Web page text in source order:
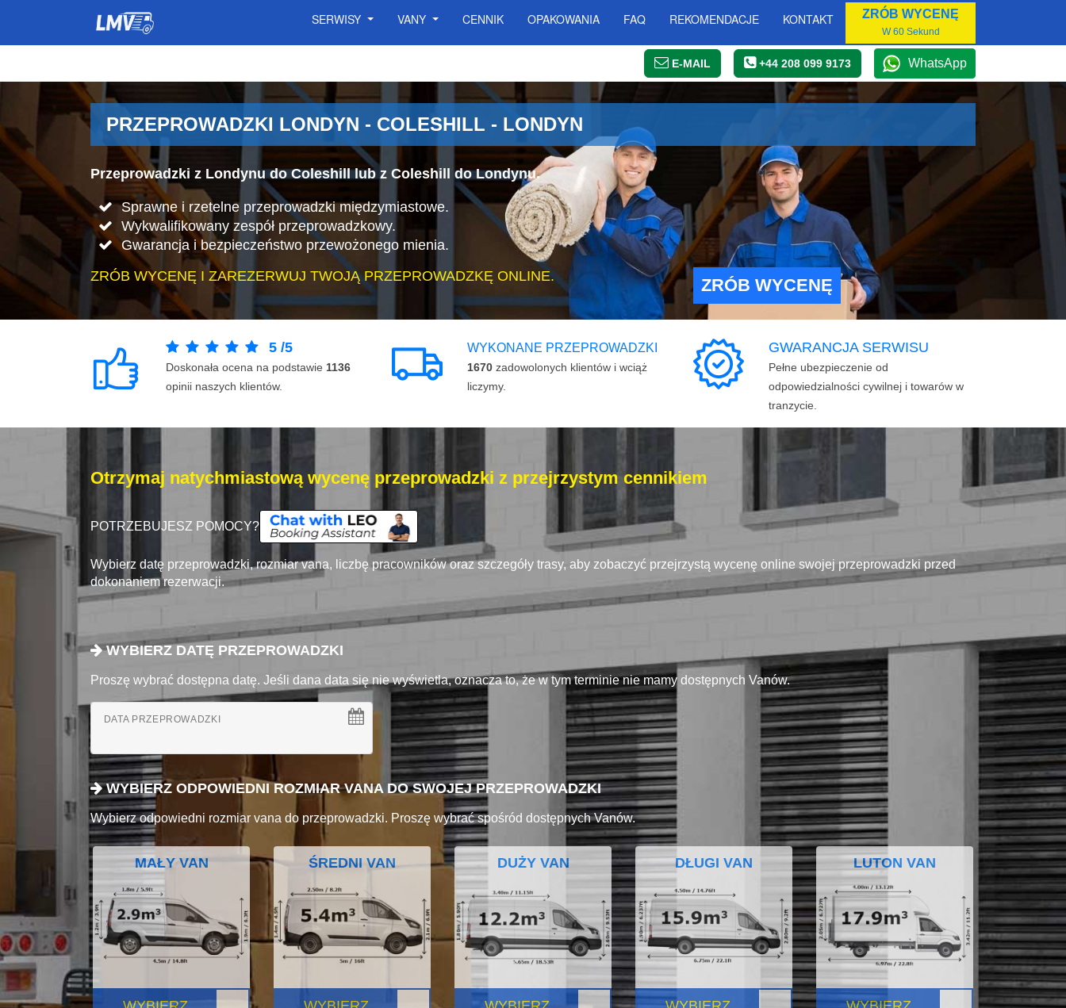
SERWISY VANY CENNIK OPAKOWANIA FAQ REKOMENDACJE KONTAKT ZRÓB WYCENĘ
W 60 Sekund
E-MAIL +44 208 099 9173 WhatsApp
PRZEPROWADZKI LONDYN - COLESHILL - LONDYN
Przeprowadzki z Londynu do Coleshill lub z Coleshill do Londynu.
Sprawne i rzetelne przeprowadzki międzymiastowe.
Wykwalifikowany zespół przeprowadzkowy.
Gwarancja i bezpieczeństwo przewożonego mienia.
ZRÓB WYCENĘ I ZAREZERWUJ TWOJĄ PRZEPROWADZKĘ ONLINE.
ZRÓB WYCENĘ
5 /5
Doskonała ocena na podstawie 1136
opinii naszych klientów.
WYKONANE PRZEPROWADZKI
1670 zadowolonych klientów i wciąż
liczymy.
GWARANCJA SERWISU
Pełne ubezpieczenie od
odpowiedzialności cywilnej i towarów w
tranzycie.
Otrzymaj natychmiastową wycenę przeprowadzki z przejrzystym cennikiem
POTRZEBUJESZ POMOCY?
Wybierz datę przeprowadzki, rozmiar vana, liczbę pracowników oraz szczegóły trasy, aby zobaczyć przejrzystą wycenę online swojej przeprowadzki przed
dokonaniem rezerwacji.
WYBIERZ DATĘ PRZEPROWADZKI
Proszę wybrać dostępna datę. Jeśli dana data się nie wyświetla, oznacza to, że w tym terminie nie mamy dostępnych Vanów.
DATA PRZEPROWADZKI
WYBIERZ ODPOWIEDNI ROZMIAR VANA DO SWOJEJ PRZEPROWADZKI
Wybierz odpowiedni rozmiar vana do przeprowadzki. Proszę wybrać spośród dostępnych Vanów.
MAŁY VAN ŚREDNI VAN DUŻY VAN DŁUGI VAN LUTON VAN